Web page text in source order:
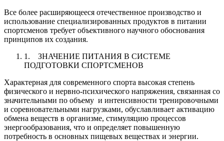
Все более расширяющееся отечественное производство и
использование специализированных продуктов в питании
спортсменов требует объективного научного обоснования
принципов их создания.
1. ЗНАЧЕНИЕ ПИТАНИЯ В СИСТЕМЕ
ПОДГОТОВКИ СПОРТСМЕНОВ
Характерная для современного спорта высокая степень
физического и нервно-психического напряжения, связанная со
значительными по объему и интенсивности тренировочными
и соревновательными нагрузками, обуславливает активацию
обмена веществ в организме, стимуляцию процессов
энергообразования, что и определяет повышенную
потребность в основных пищевых веществах и энергии.